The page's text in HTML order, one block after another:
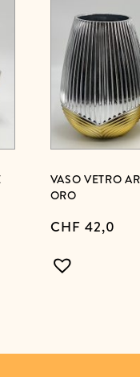
VASO VETRO
ORO
CHF 42,0